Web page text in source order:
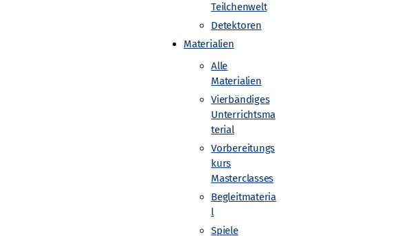
Teilchenwelt
Detektoren
Materialien
Alle
Materialien
Vierbändiges
Unterrichtsma
terial
Vorbereitungs
kurs
Masterclasses
Begleitmateria
l
Spiele
5. Prüfungskomponente oder einen „Jugend
Gefördert von